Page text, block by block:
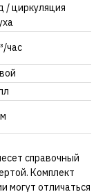
/ циркуляция
час
справочный
Комплект
могут отличаться